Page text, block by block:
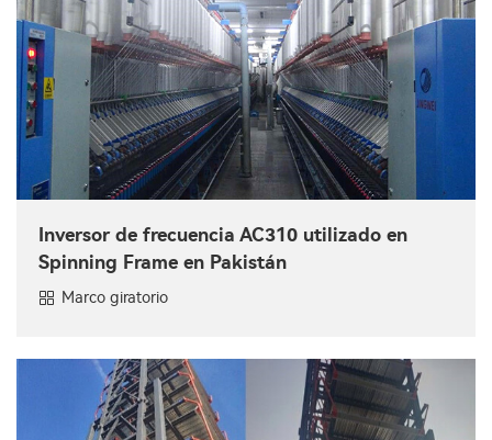
Inversor de frecuencia AC310 utilizado en
Spinning Frame en Pakistán
Marco giratorio